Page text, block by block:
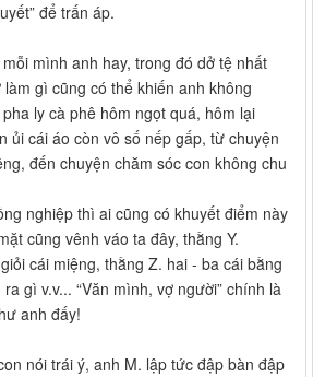
để trấn áp.
mình anh hay, trong đó dở tệ nhất
gì cũng có thể khiến anh không
ly cà phê hôm ngọt quá, hôm lại
ủi cái áo còn vô số nếp gấp, từ chuyện
đến chuyện chăm sóc con không chu
nghiệp thì ai cũng có khuyết điểm này
cũng vênh váo ta đây, thằng Y.
cái miệng, thằng Z. hai - ba cái bằng
gì v.v... “Văn mình, vợ người” chính là
anh đấy!
nói trái ý, anh M. lập tức đập bàn đập